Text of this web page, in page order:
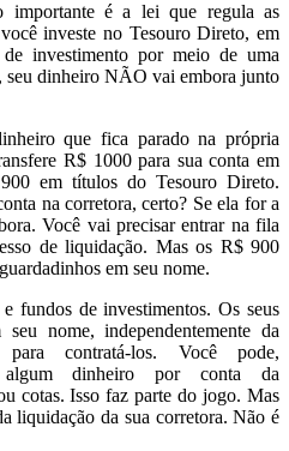
importante é a lei que regula as
investe no Tesouro Direto, em
investimento por meio de uma
seu dinheiro NÃO vai embora junto
que fica parado na própria
R$ 1000 para sua conta em
em títulos do Tesouro Direto.
na corretora, certo? Se ela for a
Você vai precisar entrar na fila
de liquidação. Mas os R$ 900
em seu nome.
fundos de investimentos. Os seus
nome, independentemente da
contratá-los. Você pode,
algum dinheiro por conta da
cotas. Isso faz parte do jogo. Mas
liquidação da sua corretora. Não é